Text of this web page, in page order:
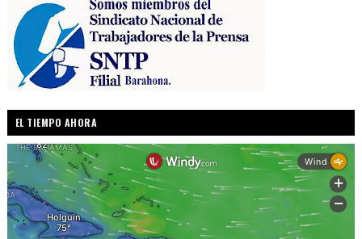
EL TIEMPO AHORA